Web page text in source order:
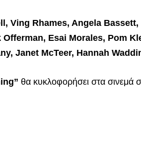
Ving Rhames, Angela Bassett,
Esai Morales, Pom
Janet McTeer, Hannah
θα κυκλοφορήσει στα σινεμά